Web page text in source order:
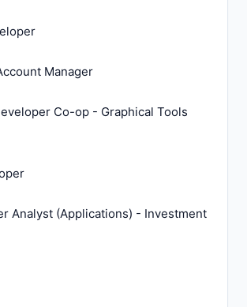
Manager
Co-op - Graphical Tools
Analyst (Applications) - Investment